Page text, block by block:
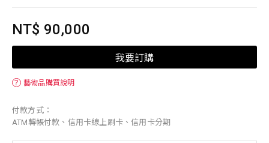
NT$ 90,000
我要訂購
？ 藝術品購買說明
付款方式：
ATM轉帳付款、信用卡線上刷卡、信用卡分期